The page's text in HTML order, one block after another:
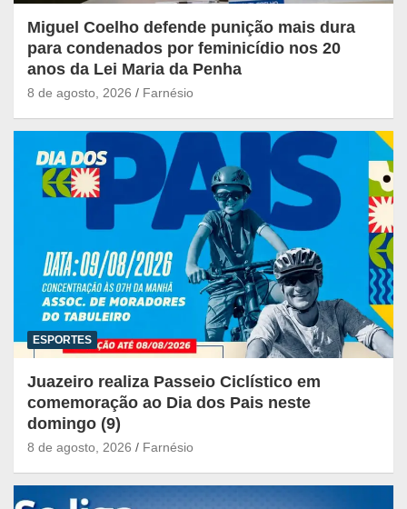
Miguel Coelho defende punição mais dura
para condenados por feminicídio nos 20
anos da Lei Maria da Penha
8 de agosto, 2026 Farnésio
ESPORTES
Juazeiro realiza Passeio Ciclístico em
comemoração ao Dia dos Pais neste
domingo (9)
8 de agosto, 2026 Farnésio